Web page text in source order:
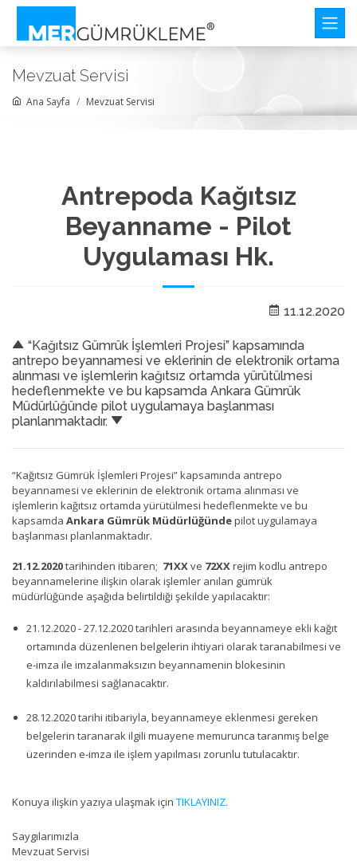
Mevzuat Servisi
Ana Sayfa Mevzuat Servisi
Antrepoda Kağıtsız
Beyanname - Pilot
Uygulaması Hk.
11.12.2020
“Kağıtsız Gümrük İşlemleri Projesi” kapsamında
antrepo beyannamesi ve eklerinin de elektronik ortama
alınması ve işlemlerin kağıtsız ortamda yürütülmesi
hedeflenmekte ve bu kapsamda Ankara Gümrük
Müdürlüğünde pilot uygulamaya başlanması
planlanmaktadır.
“Kağıtsız Gümrük İşlemleri Projesi” kapsamında antrepo
beyannamesi ve eklerinin de elektronik ortama alınması ve
işlemlerin kağıtsız ortamda yürütülmesi hedeflenmekte ve bu
kapsamda Ankara Gümrük Müdürlüğündepilot uygulamaya
başlanması planlanmaktadır.
21.12.2020tarihinden itibaren; 71XXve 72XXrejim kodlu antrepo
beyannamelerine ilişkin olarak işlemler anılan gümrük
müdürlüğünde aşağıda belirtildiği şekilde yapılacaktır:
21.12.2020 - 27.12.2020 tarihleri arasında beyannameye ekli kağıt
ortamında düzenlenen belgelerin ihtiyari olarak taranabilmesi ve
e-imza ile imzalanmaksızın beyannamenin blokesinin
kaldırılabilmesi sağlanacaktır.
28.12.2020 tarihi itibariyla, beyannameye eklenmesi gereken
belgelerin taranarak ilgili muayene memurunca taranmış belge
üzerinden e-imza ile işlem yapılması zorunlu tutulacaktır.
Konuya ilişkin yazıya ulaşmak için TIKLAYINIZ.
Saygılarımızla
Mevzuat Servisi